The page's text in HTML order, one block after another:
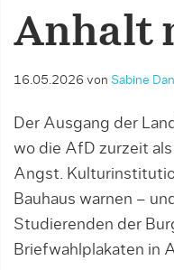
Anhalt
16.05.2026 von Sabine
Der Ausgang der
wo die AfD zurzeit
Angst.
Bauhaus warnen –
Studierenden der
Briefwahlplakaten in